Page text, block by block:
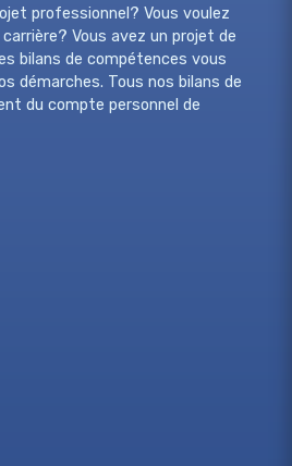
professionnel? Vous voulez
Vous avez un projet de
bilans de compétences vous
démarches. Tous nos bilans de
du compte personnel de